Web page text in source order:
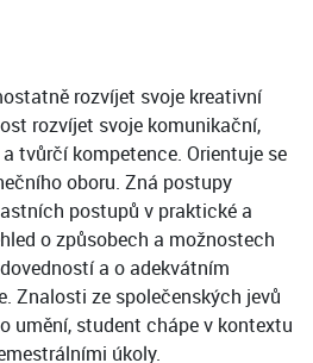
rozvíjet svoje kreativní
rozvíjet svoje komunikační,
tvůrčí kompetence. Orientuje se
oboru. Zná postupy
postupů v praktické a
o způsobech a možnostech
a o adekvátním
Znalosti ze společenských jevů
umění, student chápe v kontextu
úkoly.